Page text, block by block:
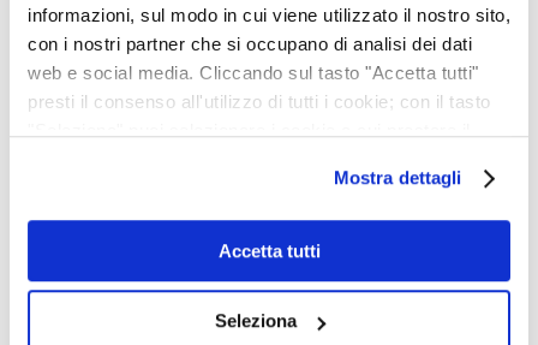
informazioni, sul modo in cui viene utilizzato il nostro sito,
con i nostri partner che si occupano di analisi dei dati
web e social media. Cliccando sul tasto "Accetta tutti"
presti il consenso all'utilizzo di tutti i cookie; con il tasto
destra puoi continuare la navigazione solo con l'utilizzo
dei cookie necessari. Per saperne di più ed
eventualmente modificare il tuo consenso, consulta
l'Informativa su
consenso in qualsiasi momento, accedendo al pannello
Mostra dettagli
Accetta tutti
Seleziona